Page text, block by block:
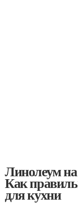
Линолеум
Как
для кухни